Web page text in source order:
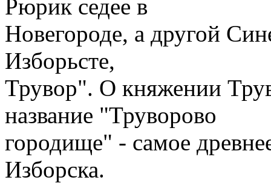
Рюрик седее в
Новегороде, а другой
Изборьсте,
Трувор". О княжении
название "Труворово
городище" - самое
Изборска.